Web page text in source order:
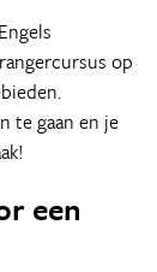
op
te gaan en je
een